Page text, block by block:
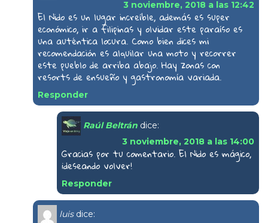
3 noviembre, 2018 a las 12:42
El Nido es un lugar increíble, además es super
económico, ir a filipinas y olvidar este paraíso es
una auténtica locura. Como bien dices mi
recomendación es alquilar una moto y recorrer
este pueblo de arriba abajo. Hay zonas con
resorts de ensueño y gastronomía variada.
Responder
Raúl Beltrán dice:
3 noviembre, 2018 a las 14:00
Gracias por tu comentario. El Nido es mágico,
¡deseando volver!
Responder
luis dice: